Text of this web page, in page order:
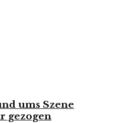
ums Szene
gezogen